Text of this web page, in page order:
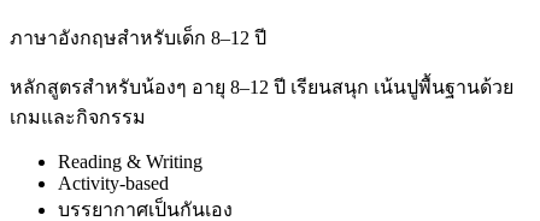
ภาษาอังกฤษสำหรับเด็ก 8–12 ปี
หลักสูตรสำหรับน้องๆ อายุ 8–12 ปี เรียนสนุก เน้นปูพื้นฐานด้วย
เกมและกิจกรรม
Reading & Writing
Activity-based
บรรยากาศเป็นกันเอง